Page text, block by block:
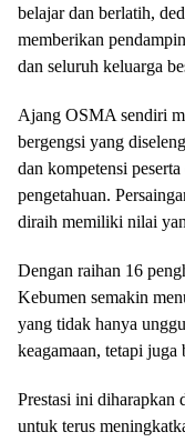
belajar dan berlatih,
memberikan
dan seluruh keluarga
Ajang OSMA sendiri
bergengsi yang
dan kompetensi
pengetahuan.
diraih memiliki nilai
Dengan raihan 16
Kebumen semakin
yang tidak hanya
keagamaan, tetapi juga
Prestasi ini diharapkan
untuk terus